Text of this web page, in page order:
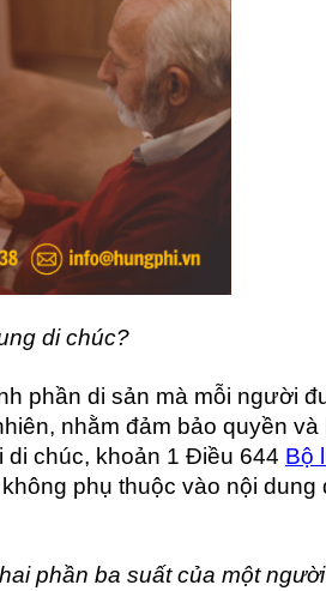
di chúc?
phần di sản mà mỗi người
nhằm đảm bảo quyền và
chúc, khoản 1 Điều 644 Bộ
phụ thuộc vào nội dung
phần ba suất của một người